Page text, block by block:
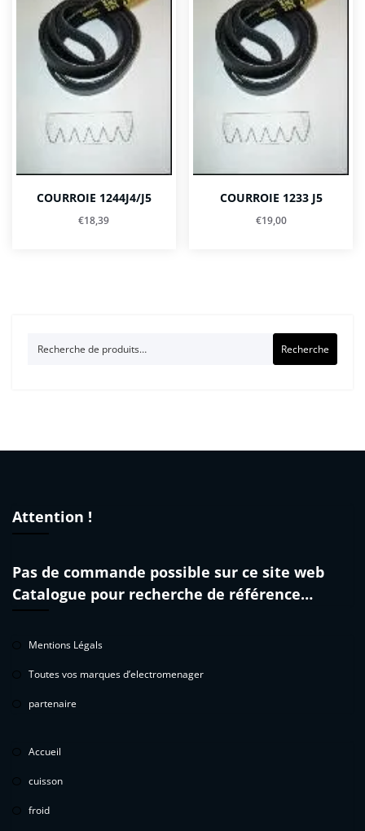
COURROIE 1244J4/J5
€18,39
COURROIE 1233 J5
€19,00
Recherche
Attention !
Pas de commande possible sur ce site web
Catalogue pour recherche de référence…
Mentions Légals
Toutes vos marques d’electromenager
partenaire
Accueil
cuisson
froid